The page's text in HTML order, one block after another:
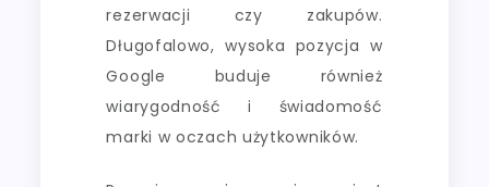
rezerwacji czy zakupów.
Długofalowo, wysoka pozycja w
Google buduje również
wiarygodność i świadomość
marki w oczach użytkowników.